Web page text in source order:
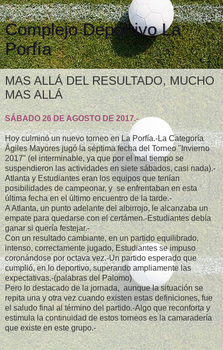
Complejo Deportivo La
Porfía
MAS ALLÁ DEL RESULTADO, MUCHO
MAS ALLÁ
SÁBADO 26 DE AGOSTO DE 2017.-
Hoy culminó un nuevo torneo en La Porfía.-La Categoría
Ágiles Mayores jugó la séptima fecha del Torneo "Invierno
2017" (el interminable, ya que por el mal tiempo se
suspendieron las actividades en siete sábados, casi nada).-
Atlanta y Estudiantes eran los equipos que tenían
posibilidades de campeonar, y se enfrentaban en esta
última fecha en el último encuentro de la tarde.-
A Atlanta, un punto adelante del albirrojo, le alcanzaba un
empate para quedarse con el certámen.-Estudiantes debía
ganar si quería festejar.-
Con un resultado cambiante, en un partido equilibrado,
intenso, correctamente jugado, Estudiantes se impuso
coronándose por octava vez.-Un partido esperado que
cumplió, en lo deportivo, superando ampliamente las
expectativas.-(palabras del Palomo)
Pero lo destacado de la jornada, aunque la situación se
repita una y otra vez cuando existen estas definiciones, fue
el saludo final al término del partido.-Algo que reconforta y
estimula la continuidad de estos torneos es la camaradería
que existe en este grupo.-